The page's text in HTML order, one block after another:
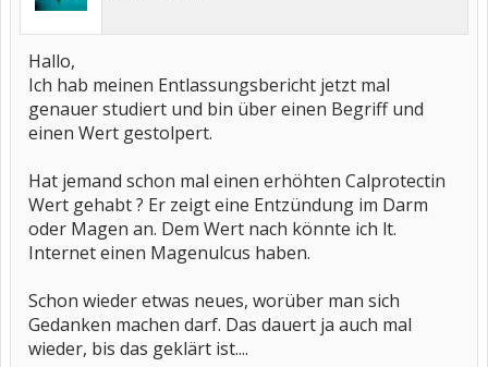
Hallo,
Ich hab meinen Entlassungsbericht jetzt mal
genauer studiert und bin über einen Begriff und
einen Wert gestolpert.
Hat jemand schon mal einen erhöhten Calprotectin
Wert gehabt ? Er zeigt eine Entzündung im Darm
oder Magen an. Dem Wert nach könnte ich lt.
Internet einen Magenulcus haben.
Schon wieder etwas neues, worüber man sich
Gedanken machen darf. Das dauert ja auch mal
wieder, bis das geklärt ist....